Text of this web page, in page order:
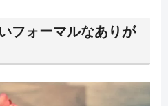
フォーマルなありが